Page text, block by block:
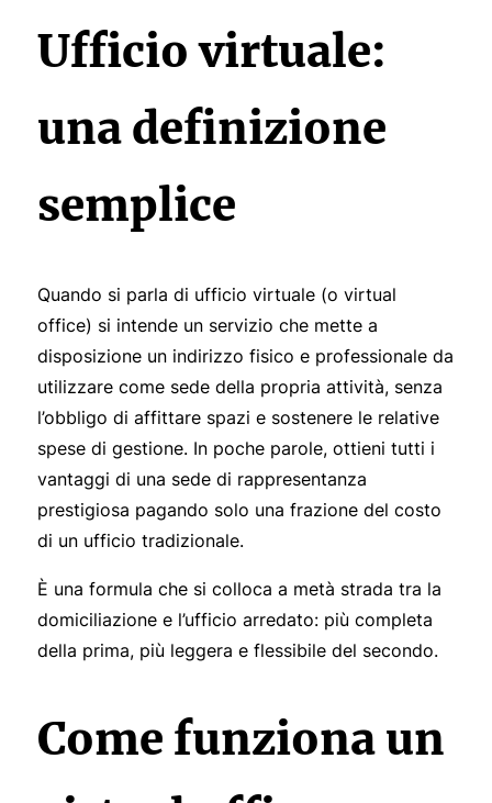
Ufficio virtuale:
una definizione
semplice
Quando si parla di ufficio virtuale (o virtual
office) si intende un servizio che mette a
disposizione un indirizzo fisico e professionale da
utilizzare come sede della propria attività, senza
l’obbligo di affittare spazi e sostenere le relative
spese di gestione. In poche parole, ottieni tutti i
vantaggi di una sede di rappresentanza
prestigiosa pagando solo una frazione del costo
di un ufficio tradizionale.
È una formula che si colloca a metà strada tra la
domiciliazione e l’ufficio arredato: più completa
della prima, più leggera e flessibile del secondo.
Come funziona un